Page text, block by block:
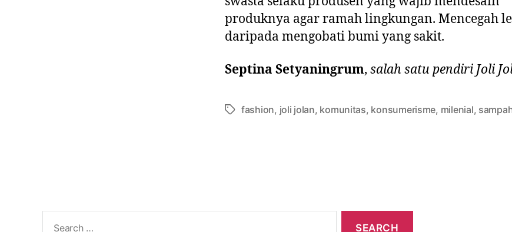
produknya agar ramah lingkungan. Mencegah
daripada mengobati bumi yang sakit.
Septina Setyaningrum, salah satu pendiri Joli
fashion, joli jolan, komunitas, konsumerisme, milenial,